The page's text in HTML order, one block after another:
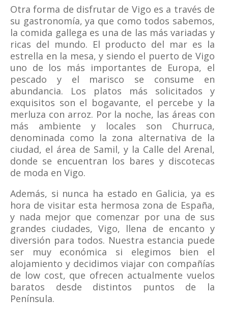
Otra forma de disfrutar de Vigo es a través de
su gastronomía, ya que como todos sabemos,
la comida gallega es una de las más variadas y
ricas del mundo. El producto del mar es la
estrella en la mesa, y siendo el puerto de Vigo
uno de los más importantes de Europa, el
pescado y el marisco se consume en
abundancia. Los platos más solicitados y
exquisitos son el bogavante, el percebe y la
merluza con arroz. Por la noche, las áreas con
más ambiente y locales son Churruca,
denominada como la zona alternativa de la
ciudad, el área de Samil, y la Calle del Arenal,
donde se encuentran los bares y discotecas
de moda en Vigo.
Además, si nunca ha estado en Galicia, ya es
hora de visitar esta hermosa zona de España,
y nada mejor que comenzar por una de sus
grandes ciudades, Vigo, llena de encanto y
diversión para todos. Nuestra estancia puede
ser muy económica si elegimos bien el
alojamiento y decidimos viajar con compañías
de low cost, que ofrecen actualmente vuelos
baratos desde distintos puntos de la
Península.